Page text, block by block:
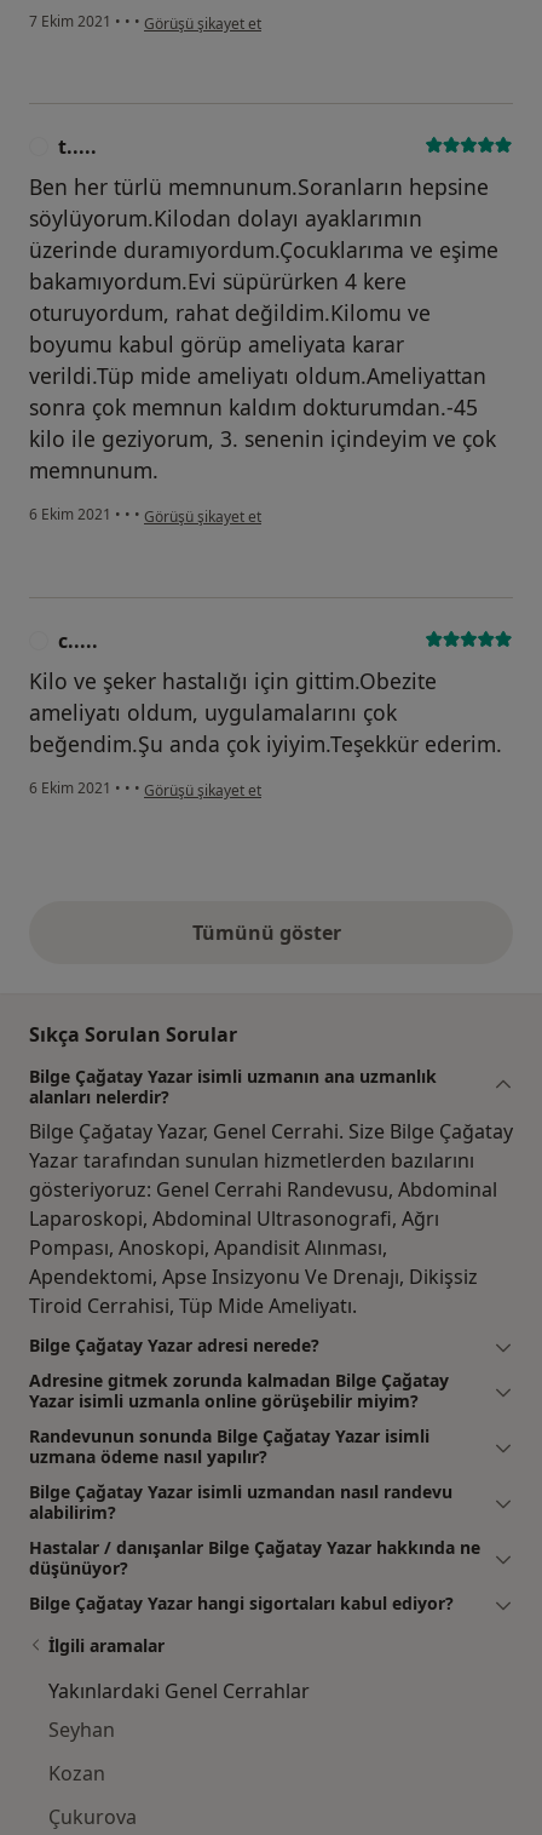
7 Ekim 2021 • • • kullanıcının görüşüne göre m.....
Görüşü şikayet et
t.....
Ben her türlü memnunum.Soranların hepsine
söylüyorum.Kilodan dolayı ayaklarımın
üzerinde duramıyordum.Çocuklarıma ve eşime
bakamıyordum.Evi süpürürken 4 kere
oturuyordum, rahat değildim.Kilomu ve
boyumu kabul görüp ameliyata karar
verildi.Tüp mide ameliyatı oldum.Ameliyattan
sonra çok memnun kaldım dokturumdan.-45
kilo ile geziyorum, 3. senenin içindeyim ve çok
memnunum.
6 Ekim 2021 • • • kullanıcının görüşüne göre t.....
Görüşü şikayet et
c.....
Kilo ve şeker hastalığı için gittim.Obezite
ameliyatı oldum, uygulamalarını çok
beğendim.Şu anda çok iyiyim.Teşekkür ederim.
6 Ekim 2021 • • • kullanıcının görüşüne göre c.....
Görüşü şikayet et
Tümünü gösteryukarıdaki görüşler
Sıkça Sorulan Sorular
Bilge Çağatay Yazar isimli uzmanın ana uzmanlık
alanları nelerdir?
Bilge Çağatay Yazar, Genel Cerrahi. Size Bilge Çağatay
Yazar tarafından sunulan hizmetlerden bazılarını
gösteriyoruz: Genel Cerrahi Randevusu, Abdominal
Laparoskopi, Abdominal Ultrasonografi, Ağrı
Pompası, Anoskopi, Apandisit Alınması,
Apendektomi, Apse Insizyonu Ve Drenajı, Dikişsiz
Tiroid Cerrahisi, Tüp Mide Ameliyatı.
Bilge Çağatay Yazar adresi nerede?
Adresine gitmek zorunda kalmadan Bilge Çağatay
Yazar isimli uzmanla online görüşebilir miyim?
Randevunun sonunda Bilge Çağatay Yazar isimli
uzmana ödeme nasıl yapılır?
Bilge Çağatay Yazar isimli uzmandan nasıl randevu
alabilirim?
Hastalar / danışanlar Bilge Çağatay Yazar hakkında ne
düşünüyor?
Bilge Çağatay Yazar hangi sigortaları kabul ediyor?
İlgili aramalar
Yakınlardaki Genel Cerrahlar
Seyhan
Kozan
Çukurova